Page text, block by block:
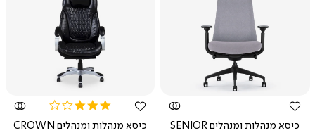
צפייה
מהירה
כיסא מנהלות ומנהלים SENIOR
צפייה
מהירה
rating
כיסא מנהלות ומנהלים CROWN